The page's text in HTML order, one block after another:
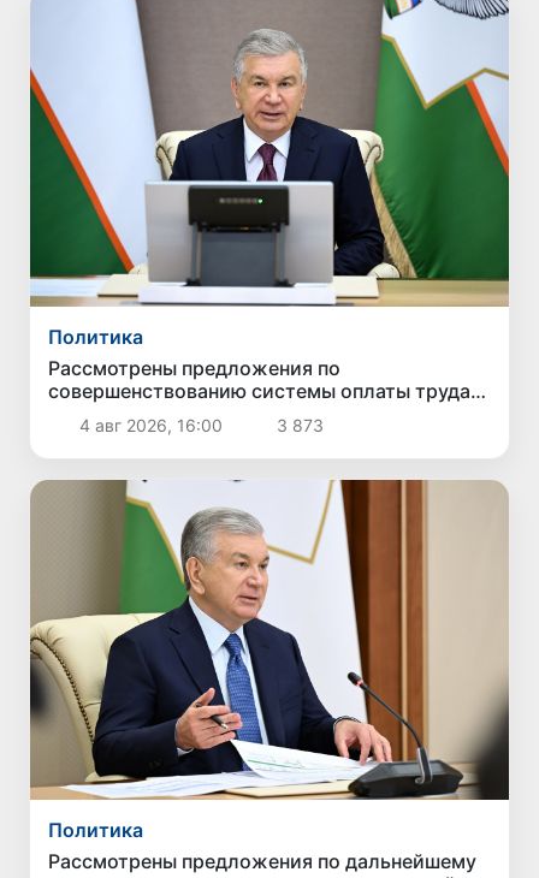
Политика
Рассмотрены предложения по
совершенствованию системы оплаты труда
государственных служащих
4 авг 2026, 16:00 3 873
Политика
Рассмотрены предложения по дальнейшему